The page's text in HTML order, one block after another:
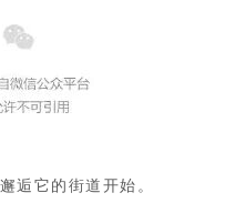
逅它的街道开始。